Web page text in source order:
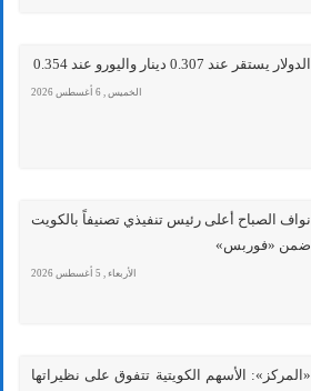
الدولار يستقر عند 0.307 دينار واليورو عند 0.354
الخميس , 6 أغسطس 2026
نواف الصباح أعلى رئيس تنفيذي تصنيفاً بالكويت
ضمن «فوربس»
الأربعاء , 5 أغسطس 2026
«المركز»: الأسهم الكويتية تتفوق على نظيراتها